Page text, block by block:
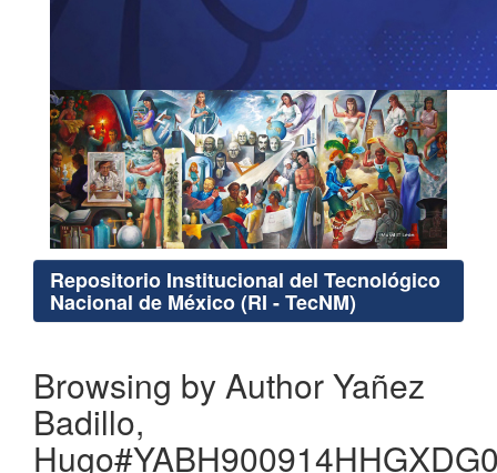
Repositorio Institucional del Tecnológico
Nacional de México (RI - TecNM)
Browsing by Author Yañez
Badillo,